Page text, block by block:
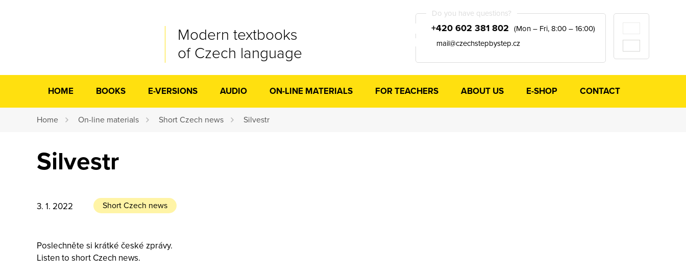
Modern textbooks
of Czech language
Do you have questions?
+420 602 381 802
(Mon – Fri, 8:00 – 16:00)
mail@czechstepbystep.cz
HOME BOOKS E-VERSIONS AUDIO ON-LINE MATERIALS FOR TEACHERS ABOUT US E-SHOP CONTACT
Home On-line materials Short Czech news Silvestr
Silvestr
3. 1. 2022 Short Czech news
Poslechněte si krátké české zprávy.
Listen to short Czech news.